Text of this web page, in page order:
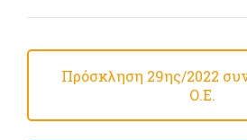
Πρόσκληση 29ης/2022
Ο.Ε.